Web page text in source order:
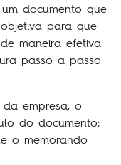
documento que
para que
maneira efetiva.
passo a passo
empresa, o
do documento;
o memorando